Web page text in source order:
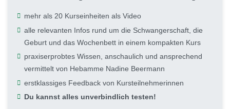
mehr als 20 Kurseinheiten als Video
alle relevanten Infos rund um die Schwangerschaft, die
Geburt und das Wochenbett in einem kompakten Kurs
praxiserprobtes Wissen, anschaulich und ansprechend
vermittelt von Hebamme Nadine Beermann
erstklassiges Feedback von Kursteilnehmerinnen
Du kannst alles unverbindlich testen!